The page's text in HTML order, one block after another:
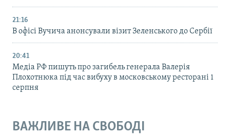
21:16
В офісі Вучича анонсували візит Зеленського до Сербії
20:41
Медіа РФ пишуть про загибель генерала Валерія
Плохотнюка під час вибуху в московському ресторані 1
серпня
ВАЖЛИВЕ НА СВОБОДІ